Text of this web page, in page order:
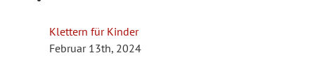
Klettern für Kinder
Februar 13th, 2024